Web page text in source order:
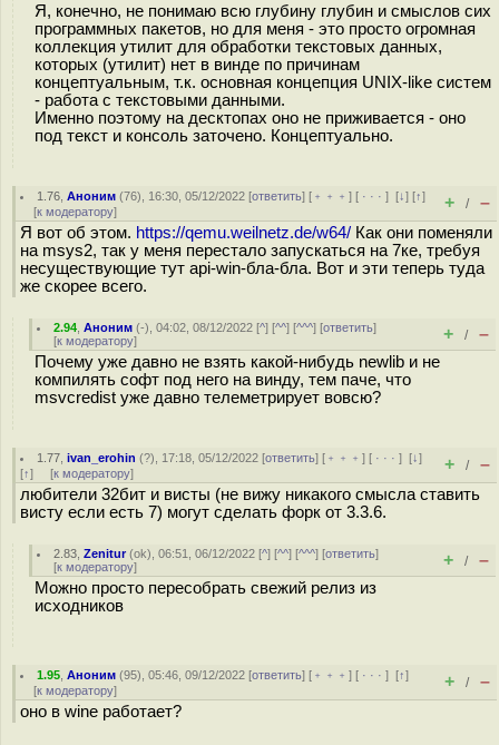
Я, конечно, не понимаю всю глубину глубин и смыслов сих
программных пакетов, но для меня - это просто огромная
коллекция утилит для обработки текстовых данных,
которых (утилит) нет в винде по причинам
концептуальным, т.к. основная концепция UNIX-like систем
- работа с текстовыми данными.
Именно поэтому на десктопах оно не приживается - оно
под текст и консоль заточено. Концептуально.
1.76 ,Аноним (76), 16:30, 05/12/2022 [ответить] [ ﹢﹢﹢] [ · · ·][↓] [↑]
[к модератору] + / –
Я вот об этом. https://qemu.weilnetz.de/w64/ Как они поменяли
на msys2, так у меня перестало запускаться на 7ке, требуя
несуществующие тут api-win-бла-бла. Вот и эти теперь туда
же скорее всего.
2.94 ,Аноним (-), 04:02, 08/12/2022 [^] [^^] [^^^] [ответить]
[к модератору] + / –
Почему уже давно не взять какой-нибудь newlib и не
компилять софт под него на винду, тем паче, что
msvcredist уже давно телеметрирует вовсю?
1.77 ,ivan_erohin (?), 17:18, 05/12/2022 [ответить] [ ﹢﹢﹢] [ · · ·][↓]
[↑] [к модератору] + / –
любители 32бит и висты (не вижу никакого смысла ставить
висту если есть 7) могут сделать форк от 3.3.6.
2.83 ,Zenitur(ok), 06:51, 06/12/2022 [^] [^^] [^^^] [ответить]
[к модератору] + / –
Можно просто пересобрать свежий релиз из
исходников
1.95 ,Аноним (95), 05:46, 09/12/2022 [ответить] [ ﹢﹢﹢] [ · · ·][↑]
[к модератору] + / –
оно в wine работает?